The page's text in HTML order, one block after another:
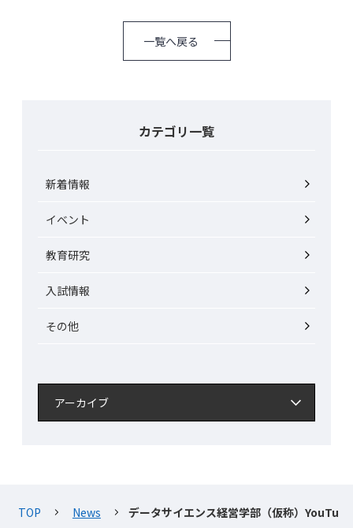
一覧へ戻る
カテゴリ一覧
新着情報
イベント
教育研究
入試情報
その他
TOP News データサイエンス経営学部（仮称）